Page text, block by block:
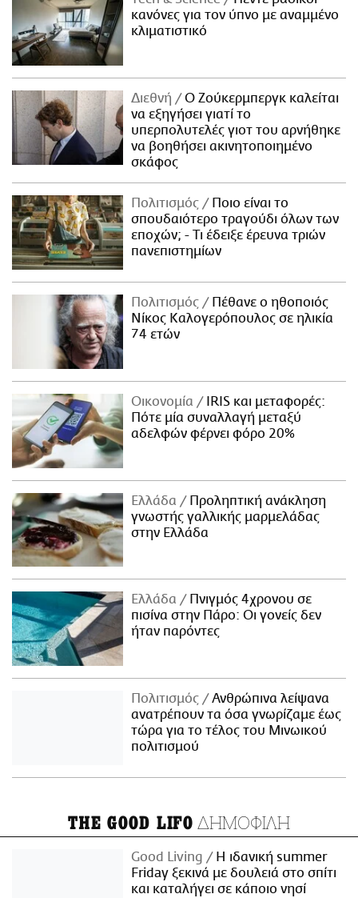
κανόνες για τον ύπνο με αναμμένο
κλιματιστικό
Διεθνή
Ο Ζούκερμπεργκ καλείται
να εξηγήσει γιατί το
υπερπολυτελές γιοτ του αρνήθηκε
να βοηθήσει ακινητοποιημένο
σκάφος
Πολιτισμός
Ποιο είναι το
σπουδαιότερο τραγούδι όλων των
εποχών; - Τι έδειξε έρευνα τριών
πανεπιστημίων
Πολιτισμός
Πέθανε ο ηθοποιός
Νίκος Καλογερόπουλος σε ηλικία
74 ετών
Οικονομία
IRIS και μεταφορές:
Πότε μία συναλλαγή μεταξύ
αδελφών φέρνει φόρο 20%
Ελλάδα
Προληπτική ανάκληση
γνωστής γαλλικής μαρμελάδας
στην Ελλάδα
Ελλάδα
Πνιγμός 4χρονου σε
πισίνα στην Πάρο: Οι γονείς δεν
ήταν παρόντες
Πολιτισμός
Ανθρώπινα λείψανα
ανατρέπουν τα όσα γνωρίζαμε έως
τώρα για το τέλος του Μινωικού
πολιτισμού
THE GOOD LIFO ΔΗΜΟΦΙΛΗ
Good Living
Η ιδανική summer
Friday ξεκινά με δουλειά στο σπίτι
και καταλήγει σε κάποιο νησί